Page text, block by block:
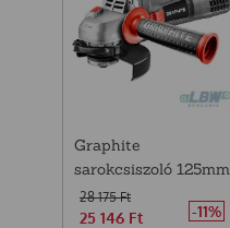
Graphite
sarokcsiszoló 125mm
750W
28 175Ft
25 146 Ft -11%